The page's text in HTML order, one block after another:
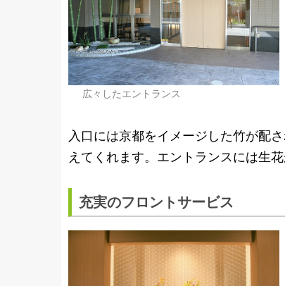
広々したエントランス
入口には京都をイメージした竹が配
えてくれます。エントランスには生
充実のフロントサービス